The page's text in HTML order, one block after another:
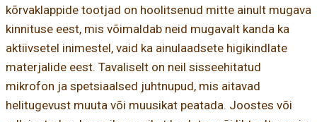
kõrvaklappide tootjad on hoolitsenud mitte ainult mugava
kinnituse eest, mis võimaldab neid mugavalt kanda ka
aktiivsetel inimestel, vaid ka ainulaadsete higikindlate
materjalide eest. Tavaliselt on neil sisseehitatud
mikrofon ja spetsiaalsed juhtnupud, mis aitavad
helitugevust muuta või muusikat peatada. Joostes või